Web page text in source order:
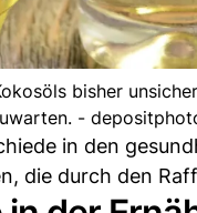
bisher
-
in den
die durch den